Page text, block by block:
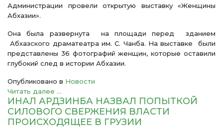
Администрации провели открытую выставку «Женщины
Абхазии».
Она была развернута на площади перед зданием
Абхазского драматеатра им. С. Чанба. На выставке были
представлены 36 фотографий женщин, которые оставили
глубокий след в истории Абхазии.
Опубликовано в Новости
Читать далее ...
ИНАЛ АРДЗИНБА НАЗВАЛ ПОПЫТКОЙ
СИЛОВОГО СВЕРЖЕНИЯ ВЛАСТИ
ПРОИСХОДЯЩЕЕ В ГРУЗИИ